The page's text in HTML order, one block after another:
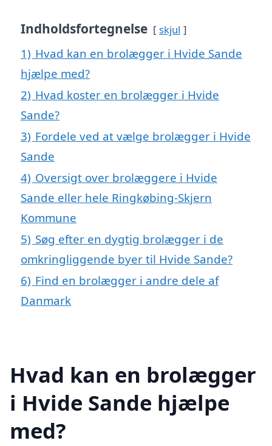
Indholdsfortegnelse skjul
1) Hvad kan en brolægger i Hvide Sande
hjælpe med?
2) Hvad koster en brolægger i Hvide
Sande?
3) Fordele ved at vælge brolægger i Hvide
Sande
4) Oversigt over brolæggere i Hvide
Sande eller hele Ringkøbing-Skjern
Kommune
5) Søg efter en dygtig brolægger i de
omkringliggende byer til Hvide Sande?
6) Find en brolægger i andre dele af
Danmark
Hvad kan en brolægger
i Hvide Sande hjælpe
med?